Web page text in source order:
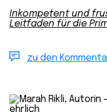
Inkompetent und
Leitfaden für die
zu den